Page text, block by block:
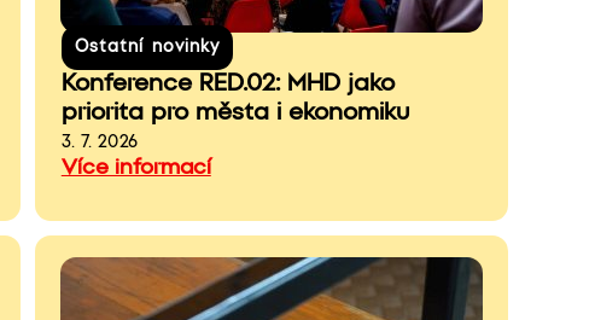
Ostatní novinky
Konference RED.02: MHD jako
priorita pro města i ekonomiku
3. 7. 2026
Více informací